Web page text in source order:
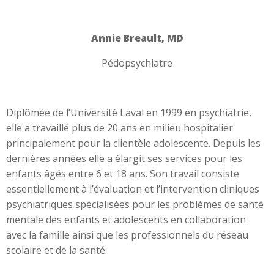
contenu
Annie Breault, MD
Pédopsychiatre
Diplômée de l’Université Laval en 1999 en psychiatrie,
elle a travaillé plus de 20 ans en milieu hospitalier
principalement pour la clientèle adolescente. Depuis les
dernières années elle a élargit ses services pour les
enfants âgés entre 6 et 18 ans. Son travail consiste
essentiellement à l’évaluation et l’intervention cliniques
psychiatriques spécialisées pour les problèmes de santé
mentale des enfants et adolescents en collaboration
avec la famille ainsi que les professionnels du réseau
scolaire et de la santé.